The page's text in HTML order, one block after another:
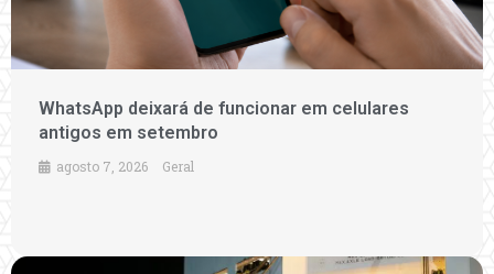
WhatsApp deixará de funcionar em celulares
antigos em setembro
agosto 7, 2026 Geral